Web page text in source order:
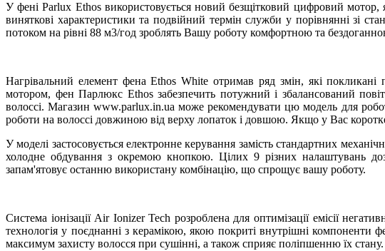
У фені Parlux Ethos використовується новий безщітковий цифровий
виняткові характеристики та подвійний термін служби у порівнянні зі
потоком на рівні 88 м3/год зроблять Вашу роботу комфортною та
Нагрівальний елемент фена Ethos White отримав ряд змін, які
мотором, фен Парлюкс Ethos забезпечить потужний і збалансований
волоссі. Магазин www.parlux.in.ua може рекомендувати цю модель для
роботи на волоссі довжиною від верху лопаток і довшою. Якщо у Вас
У моделі застосовується електронне керування замість стандартних
холодне обдування з окремою кнопкою. Цілих 9 різних налаштувань
запам'ятовує останню використану комбінацію, що спрощує вашу роботу.
Система іонізації Air Ionizer Tech розроблена для оптимізації емісії
технологія у поєднанні з керамікою, якою покриті внутрішні компоненти
максимум захисту волосся при сушінні, а також сприяє поліпшенню їх